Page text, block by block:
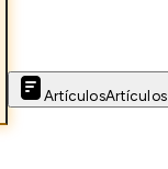
ArtículosArtículos